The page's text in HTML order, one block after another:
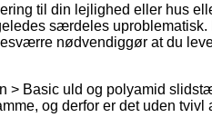
til din lejlighed eller hus
særdeles
nødvendiggør at du
> Basic uld og polyamid
og derfor er det uden tvivl